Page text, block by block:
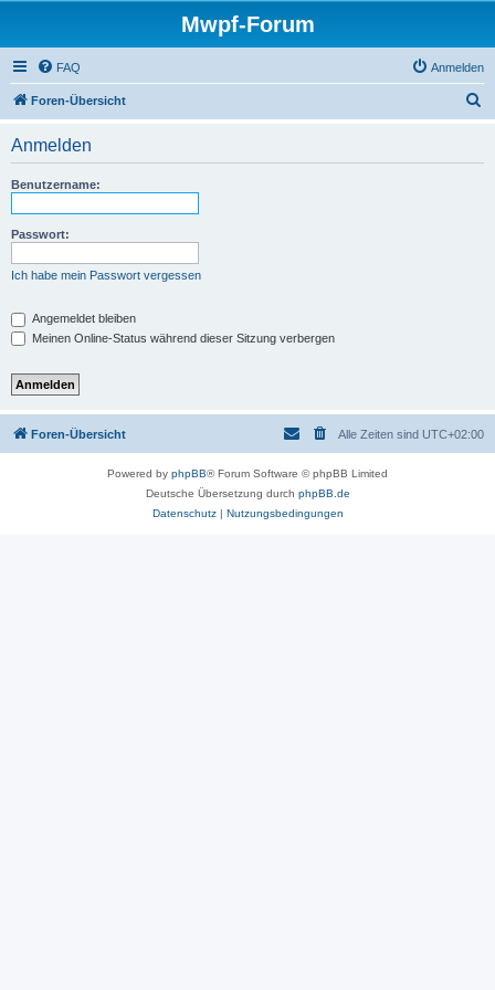
Mwpf-Forum
FAQ Anmelden
Foren-Übersicht
Anmelden
Benutzername:
Passwort:
Ich habe mein Passwort vergessen
Angemeldet bleiben
Meinen Online-Status während dieser Sitzung verbergen
Foren-Übersicht Alle Zeiten sind UTC+02:00
Powered by phpBB® Forum Software © phpBB Limited
Deutsche Übersetzung durch phpBB.de
Datenschutz| Nutzungsbedingungen